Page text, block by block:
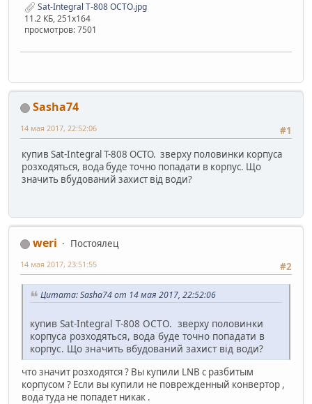
Sat-Integral T-808 OCTO.jpg
11.2 КБ, 251x164
просмотров: 7501
Sasha74
#1
14 мая 2017, 22:52:06
купив Sat-Integral T-808 OCTO. зверху половинки корпуса
розходяться, вода буде точно попадати в корпус. Що
значить вбудований захист від води?
weri
Постоялец
#2
14 мая 2017, 23:51:55
Цитата: Sasha74 от 14 мая 2017, 22:52:06
купив Sat-Integral T-808 OCTO. зверху половинки
корпуса розходяться, вода буде точно попадати в
корпус. Що значить вбудований захист від води?
что значит розходятся ? Вы купили LNB с разбитым
корпусом ? Если вы купили не поврежденный конвертор ,
вода туда не попадет никак .